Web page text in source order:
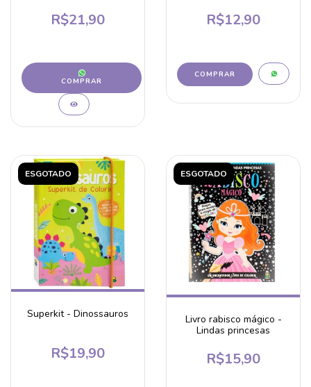
R$21,90
COMPRAR
R$12,90
ESGOTADO
Superkit - Dinossauros
R$19,90
ESGOTADO
Livro rabisco mágico -
Lindas princesas
R$15,90